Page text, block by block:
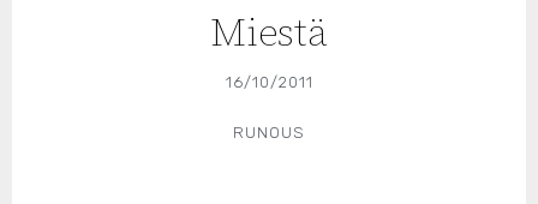
Miestä
16/10/2011
RUNOUS